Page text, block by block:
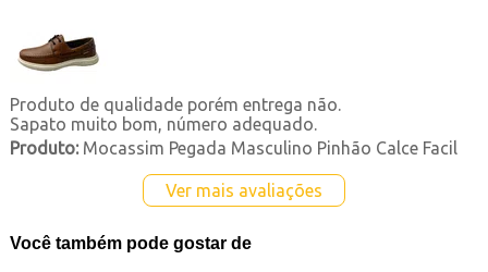
Produto de qualidade porém entrega não.
Sapato muito bom, número adequado.
Produto:Mocassim Pegada Masculino Pinhão Calce Facil
Ver mais avaliações
Você também pode gostar de